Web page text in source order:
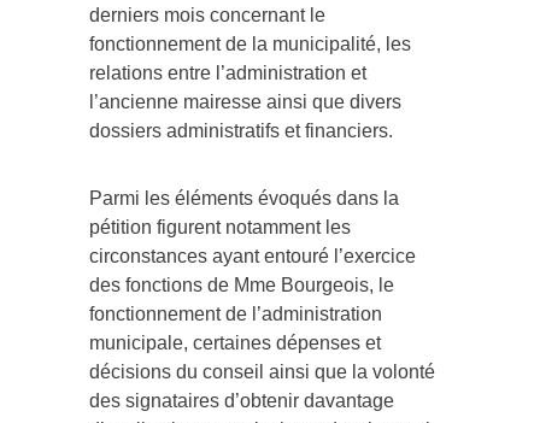
derniers mois concernant le
fonctionnement de la municipalité, les
relations entre l’administration et
l’ancienne mairesse ainsi que divers
dossiers administratifs et financiers.
Parmi les éléments évoqués dans la
pétition figurent notamment les
circonstances ayant entouré l’exercice
des fonctions de Mme Bourgeois, le
fonctionnement de l’administration
municipale, certaines dépenses et
décisions du conseil ainsi que la volonté
des signataires d’obtenir davantage